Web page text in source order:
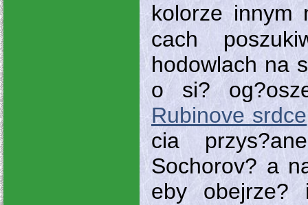
kolorze innym
cach
hodowlach na
o si?
Rubinove srdce
cia
Sochorov? a
eby obejrze?